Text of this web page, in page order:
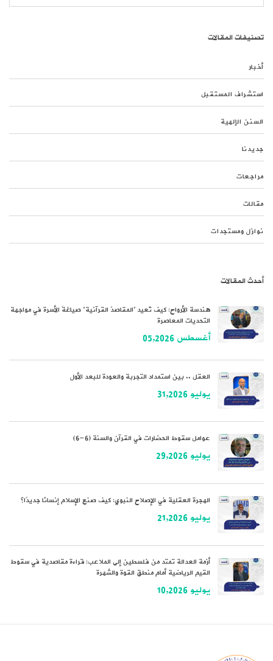
تصنيفات المقالات
أخبار
استشراف المستقبل
السنن الإلهية
جديدنا
مراجعات
مقالات
نوازل ومستجدات
أحدث المقالات
هندسة الأرواح: كيف تُعيد “المقاصدُ القرآنية” صياغةَ الأسرة في مواجهة
التحديات المعاصرة
أغسطس 05,2026
العقل .. بين استمداد التجربة والعودة للبعد الأول
يوليو 31,2026
عوامل سقوط الحضارات في القرآن والسنة (6-6)
يوليو 29,2026
الهجرة العقلية في الإصلاح النبوي: كيف صنع الإسلام إنسانًا جديدًا؟
يوليو 21,2026
أزمة العدالة تمتد من فلسطين إلى الملاعب: قراءة مقاصدية في سقوط
القيم الرياضية أمام منطق القوة والشهرة
يوليو 10,2026